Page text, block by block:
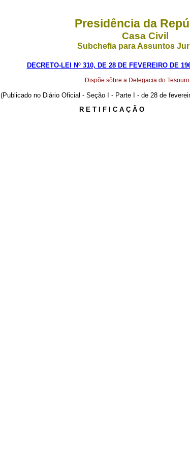
Presidência da
Casa Civil
Subchefia para Assuntos
DECRETO-LEI Nº 310, DE 28 DE FEVEREIRO DE
Dispõe sôbre a Delegacia do
(Publicado no Diário Oficial - Seção I - Parte I - de 28 de
R E T I F I C A Ç Ã O